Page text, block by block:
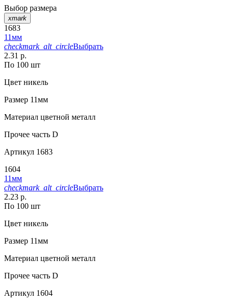
Выбор размера
xmark
1683
11мм
checkmark_alt_circleВыбрать
2.31 р.
По 100 шт
Цвет никель
Размер 11мм
Материал цветной металл
Прочее часть D
Артикул 1683
1604
11мм
checkmark_alt_circleВыбрать
2.23 р.
По 100 шт
Цвет никель
Размер 11мм
Материал цветной металл
Прочее часть D
Артикул 1604